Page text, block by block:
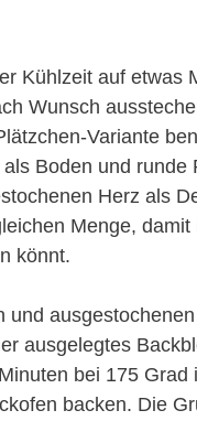
Kühlzeit auf etwas
Wunsch
Variante
Boden und runde
Herz als
Menge, damit
könnt.
und
ausgelegtes
bei 175 Grad
backen. Die